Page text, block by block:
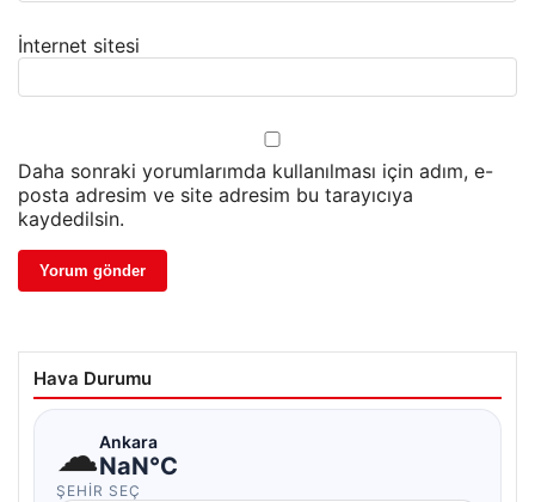
İnternet sitesi
Daha sonraki yorumlarımda kullanılması için adım, e-
posta adresim ve site adresim bu tarayıcıya
kaydedilsin.
Hava Durumu
☁Ankara
NaN°C
ŞEHIR SEÇ